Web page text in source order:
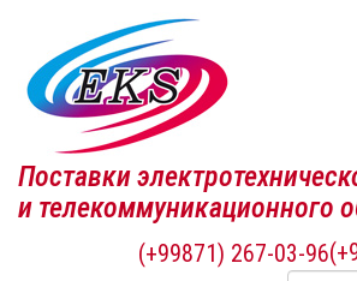
Поставки
и телекоммуникационного
(+99871) 267-03-96